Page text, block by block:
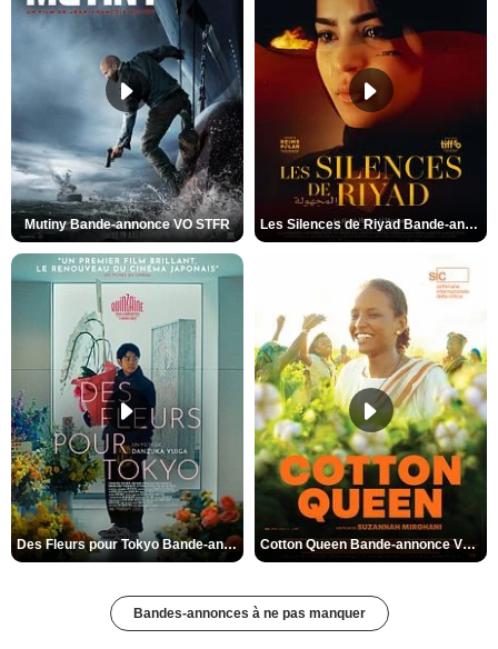
Mutiny Bande-annonce VO STFR Les Silences de Riyad Bande-annonce VO STFR
Des Fleurs pour Tokyo Bande-annonce VO STFR Cotton Queen Bande-annonce VO STFR
Bandes-annonces à ne pas manquer